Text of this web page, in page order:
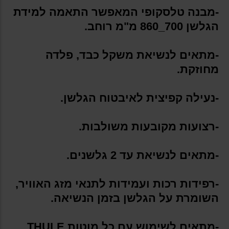
-מבנה טלסקופי המאפשר התאמה למידת
הגלשן 700_860 מ"מ רוחב.
-מתאים לנשיאת משקל כבד, פלדה
מחוזקת.
-נעילה קפיצית לאיבטוח הגלשן.
-רצועות מקובעות משולבות.
-מתאים לנשיאת עד 2 גלשנים.
-רפידות רכות ועמידות לתנאי מזג האוויר,
השומרת על הגלשן בזמן הנשיאה.